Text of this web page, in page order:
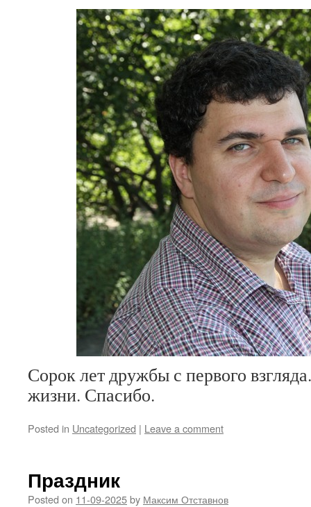
Сорок лет дружбы с первого
жизни. Спасибо.
Posted in Uncategorized | Leave a comment
Праздник
Posted on 11-09-2025by Максим Отставнов